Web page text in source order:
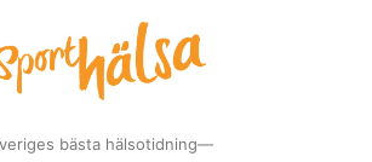
bästa hälsotidning—